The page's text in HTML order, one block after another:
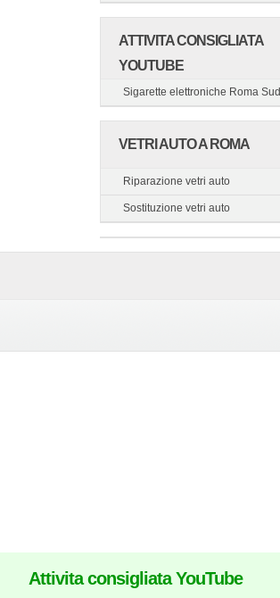
ATTIVITA CONSIGLIATA
YOUTUBE
Sigarette elettroniche Roma Sud
VETRI AUTO A ROMA
Riparazione vetri auto
Sostituzione vetri auto
Attivita consigliata YouTube